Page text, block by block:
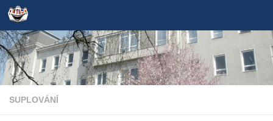
Skip to content
SUPLOVÁNÍ